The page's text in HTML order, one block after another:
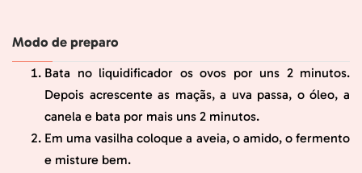
Modo de preparo
Bata no liquidificador os ovos por uns 2 minutos.
Depois acrescente as maçãs, a uva passa, o óleo, a
canela e bata por mais uns 2 minutos.
Em uma vasilha coloque a aveia, o amido, o fermento
e misture bem.